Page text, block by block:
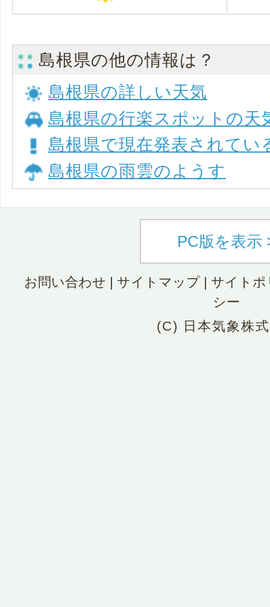
島根県の他の情報は？
島根県の詳しい天気
島根県の行楽スポットの天
島根県で現在発表されてい
島根県の雨雲のようす
PC版を表示
お問い合わせ | サイトマップ| サイトポ
シー
(C) 日本気象株